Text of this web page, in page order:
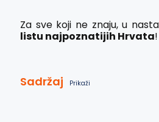
Za sve koji ne znaju, u
listu najpoznatijih Hrvata!
Sadržaj Prikaži